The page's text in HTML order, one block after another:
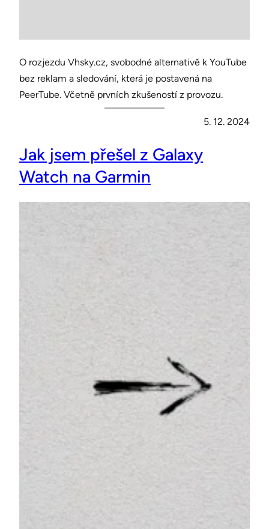
O rozjezdu Vhsky.cz, svobodné alternativě k YouTube
bez reklam a sledování, která je postavená na
PeerTube. Včetně prvních zkušeností z provozu.
5. 12. 2024
Jak jsem přešel z Galaxy
Watch na Garmin